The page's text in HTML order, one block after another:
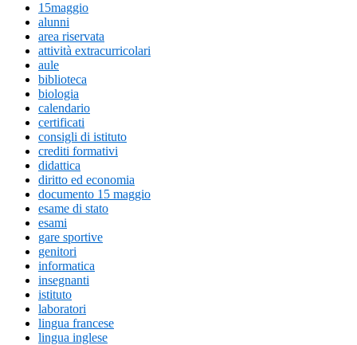
15maggio
alunni
area riservata
attività extracurricolari
aule
biblioteca
biologia
calendario
certificati
consigli di istituto
crediti formativi
didattica
diritto ed economia
documento 15 maggio
esame di stato
esami
gare sportive
genitori
informatica
insegnanti
istituto
laboratori
lingua francese
lingua inglese